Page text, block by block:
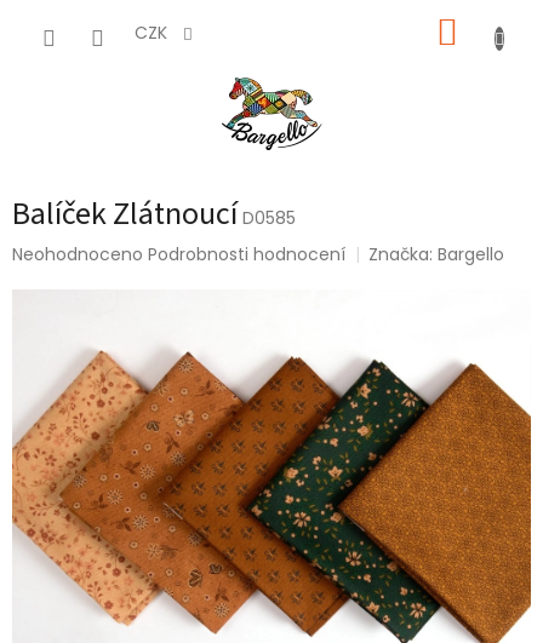
CZK
Balíček Zlátnoucí D0585
Průměrné
hvězdiček.
Neohodnoceno Podrobnosti hodnocení Značka:Bargello